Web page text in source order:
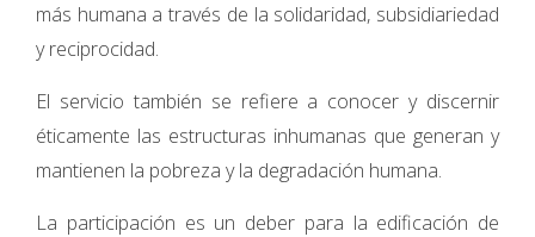
más humana a través de la solidaridad, subsidiariedad
y reciprocidad.
El servicio también se refiere a conocer y discernir
éticamente las estructuras inhumanas que generan y
mantienen la pobreza y la degradación humana.
La participación es un deber para la edificación de